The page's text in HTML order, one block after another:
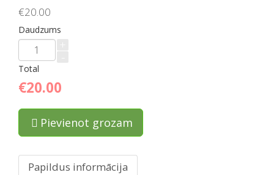
€20.00
Daudzums
Total
€20.00
Pievienot grozam
Papildus informācija